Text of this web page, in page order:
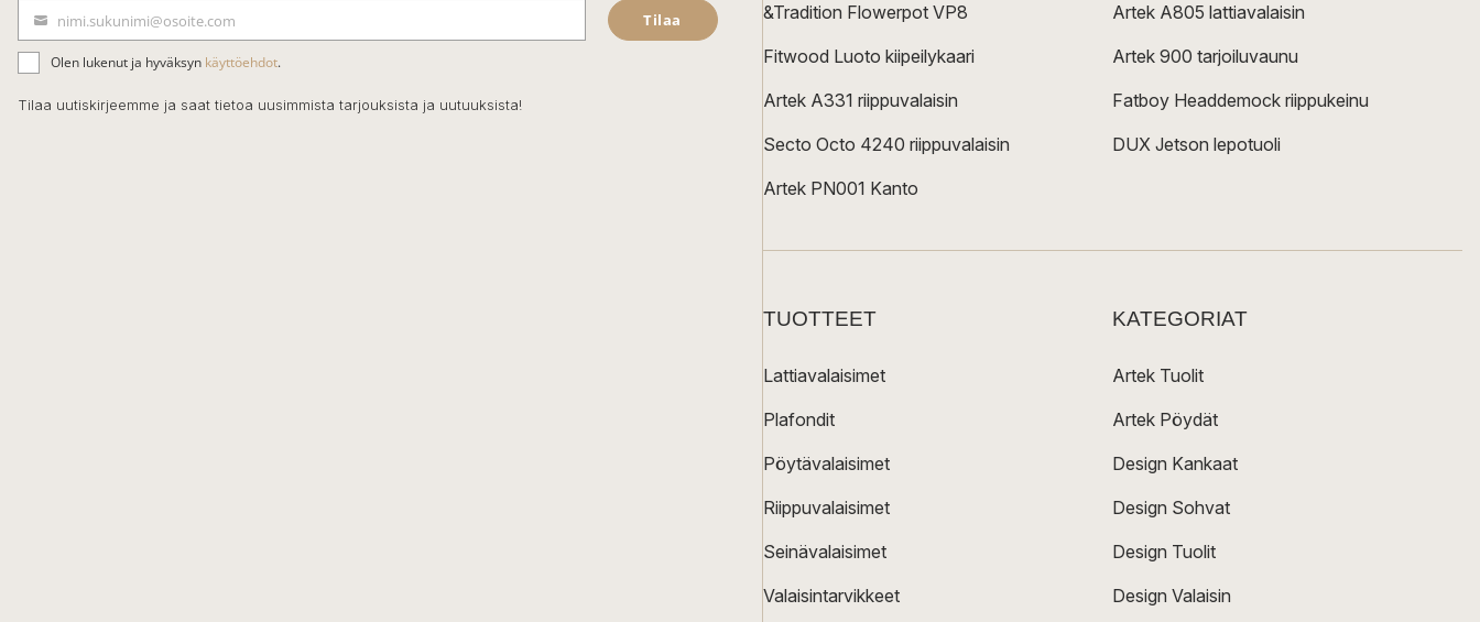
ä
h
k
nimi.sukunimi@osoite.com Tilaa
Olen lukenut ja hyväksyn käyttöehdot.
Tilaa uutiskirjeemme ja saat tietoa uusimmista tarjouksista ja uutuuksista!
&Tradition Flowerpot VP8
Fitwood Luoto kiipeilykaari
Artek A331 riippuvalaisin
Secto Octo 4240 riippuvalaisin
Artek PN001 Kanto
Artek A805 lattiavalaisin
Artek 900 tarjoiluvaunu
Fatboy Headdemock riippukeinu
DUX Jetson lepotuoli
TUOTTEET
Lattiavalaisimet
Plafondit
Pöytävalaisimet
Riippuvalaisimet
Seinävalaisimet
Valaisintarvikkeet
KATEGORIAT
Artek Tuolit
Artek Pöydät
Design Kankaat
Design Sohvat
Design Tuolit
Design Valaisin